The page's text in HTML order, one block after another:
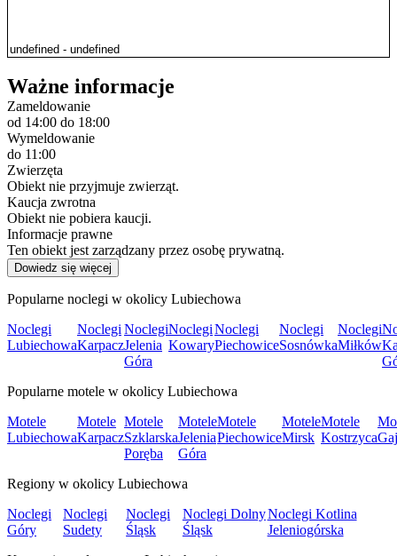
Ważne informacje
Zameldowanie
od 14:00 do 18:00
Wymeldowanie
do 11:00
Zwierzęta
Obiekt nie przyjmuje zwierząt.
Kaucja zwrotna
Obiekt nie pobiera kaucji.
Informacje prawne
Ten obiekt jest zarządzany przez osobę prywatną.
Dowiedz się więcej
Popularne noclegi w okolicy Lubiechowa
Noclegi
Lubiechowa
Noclegi
Karpacz
Noclegi
Jelenia
Góra
Noclegi
Kowary
Noclegi
Piechowice
Noclegi
Sosnówka
Noclegi
Miłków
Popularne motele w okolicy Lubiechowa
Motele
Lubiechowa
Motele
Karpacz
Motele
Szklarska
Poręba
Motele
Jelenia
Góra
Motele
Piechowice
Motele
Mirsk
Motele
Kostrzyca
Regiony w okolicy Lubiechowa
Noclegi
Góry
Noclegi
Sudety
Noclegi
Śląsk
Noclegi Dolny
Śląsk
Noclegi Kotlina
Jeleniogórska